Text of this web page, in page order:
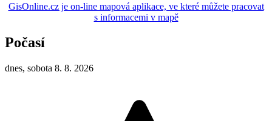
GisOnline.cz je on-line mapová aplikace, ve které můžete pracovat
s informacemi v mapě
Počasí
dnes, sobota 8. 8. 2026